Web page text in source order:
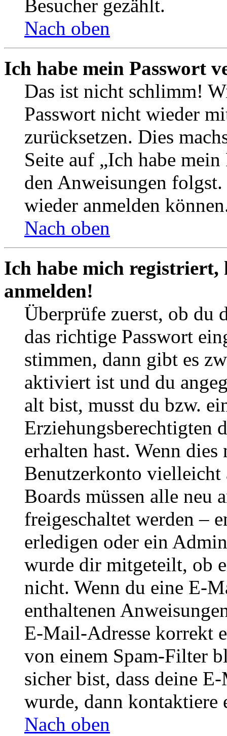
Besucher gezählt.
Nach oben
Ich habe mein Passwort
Das ist nicht schlimm!
Passwort nicht wieder
zurücksetzen. Dies
Seite auf „Ich habe
den Anweisungen
wieder anmelden
Nach oben
Ich habe mich
anmelden!
Überprüfe zuerst, ob du
das richtige Passwort
stimmen, dann gibt es
aktiviert ist und du
alt bist, musst du bzw.
Erziehungsberechtigten
erhalten hast. Wenn
Benutzerkonto
Boards müssen alle neu
freigeschaltet werden –
erledigen oder ein
wurde dir mitgeteilt, ob
nicht. Wenn du eine E-
enthaltenen
E-Mail-Adresse korrekt
von einem Spam-Filter
sicher bist, dass deine
wurde, dann kontaktiere
Nach oben